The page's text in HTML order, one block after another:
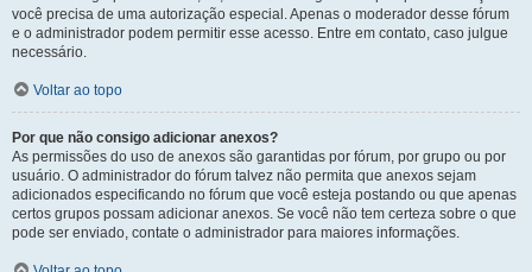
você precisa de uma autorização especial. Apenas o moderador desse fórum
e o administrador podem permitir esse acesso. Entre em contato, caso julgue
necessário.
Voltar ao topo
Por que não consigo adicionar anexos?
As permissões do uso de anexos são garantidas por fórum, por grupo ou por
usuário. O administrador do fórum talvez não permita que anexos sejam
adicionados especificando no fórum que você esteja postando ou que apenas
certos grupos possam adicionar anexos. Se você não tem certeza sobre o que
pode ser enviado, contate o administrador para maiores informações.